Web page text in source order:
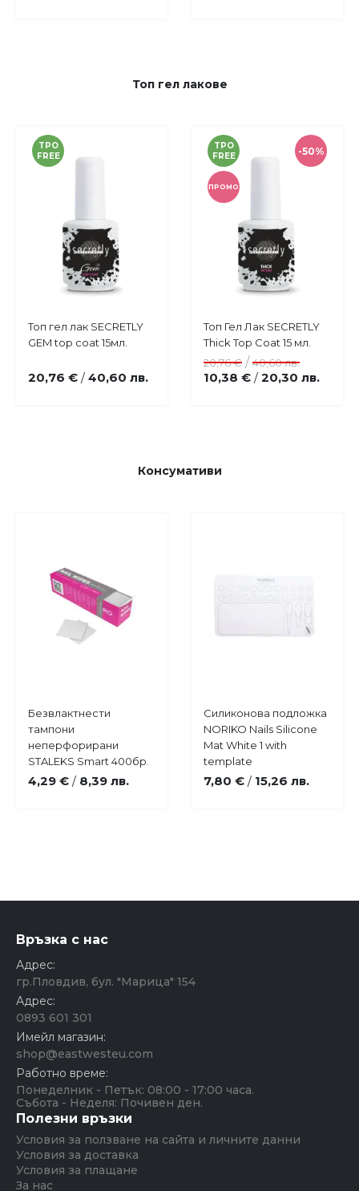
Топ гел лакове
TPO
FREE
в
Купи
Топ гел лак SECRETLY
GEM top coat 15мл.
20,76 € / 40,60 лв.
-50%
TPO
FREE
ПРОМО
Добави
в
любими
Купи
Топ Гел Лак SECRETLY
Thick Top Coat 15 мл.
10,38 € / 20,30 лв.
20,76 € /40,60 лв.
Консумативи
любими
Купи
Безвлактнести
тампони
неперфорирани
STALEKS Smart 400бр.
4,29 € / 8,39 лв.
Добави
в
Купи
Силиконова подложка
NORIKO Nails Silicone
Mat White 1 with
template
7,80 € / 15,26 лв.
Връзка с нас
Адрес:
гр.Пловдив, бул. "Марица" 154
Адрес:
0893 601 301
Имейл магазин:
shop@eastwesteu.com
Работно време:
Понеделник - Петък: 08:00 - 17:00 часа.
Събота - Неделя: Почивен ден.
Полезни връзки
Условия за ползване на сайта и личните данни
Условия за доставка
Условия за плащане
За нас